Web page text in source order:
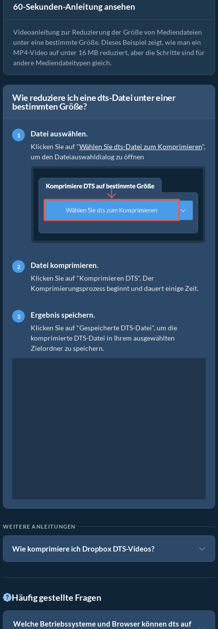
60-Sekunden-Anleitung ansehen
Wie man MP4 auf 16MB reduziert (Einfache Anleitung)
Videoanleitung zur Reduzierung der Größe von Mediendateien
unter eine bestimmte Größe. Dieses Beispiel zeigt, wie man ein
MP4-Video auf unter 16 MB reduziert, aber die Schritte sind für
andere Mediendateitypen gleich.
Wie reduziere ich eine dts-Datei unter einer
bestimmten Größe?
Datei auswählen.
Klicken Sie auf "Wählen Sie dts-Datei zum Komprimieren",
um den Dateiauswahldialog zu öffnen
Datei komprimieren.
Klicken Sie auf "Komprimieren DTS". Der
Komprimierungsprozess beginnt und dauert einige Zeit.
Ergebnis speichern.
Klicken Sie auf "Gespeicherte DTS-Datei", um die
komprimierte DTS-Datei in Ihrem ausgewählten
Zielordner zu speichern.
WEITERE ANLEITUNGEN
Wie komprimiere ich Dropbox DTS-Videos?
Häufig gestellte Fragen
Welche Betriebssysteme und Browser können dts auf